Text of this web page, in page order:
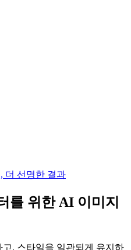
더 선명한 결과
를 위한 AI 이미지
, 스타일을 일관되게 유지하